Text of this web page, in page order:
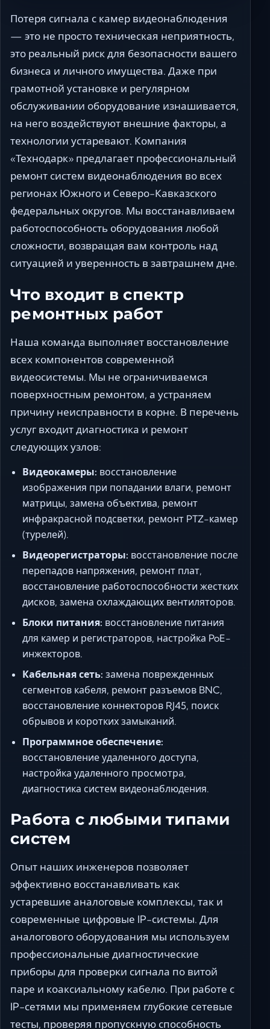
Потеря сигнала с камер видеонаблюдения
— это не просто техническая неприятность,
это реальный риск для безопасности вашего
бизнеса и личного имущества. Даже при
грамотной установке и регулярном
обслуживании оборудование изнашивается,
на него воздействуют внешние факторы, а
технологии устаревают. Компания
«Технодарк» предлагает профессиональный
ремонт систем видеонаблюдения во всех
регионах Южного и Северо-Кавказского
федеральных округов. Мы восстанавливаем
работоспособность оборудования любой
сложности, возвращая вам контроль над
ситуацией и уверенность в завтрашнем дне.
Что входит в спектр
ремонтных работ
Наша команда выполняет восстановление
всех компонентов современной
видеосистемы. Мы не ограничиваемся
поверхностным ремонтом, а устраняем
причину неисправности в корне. В перечень
услуг входит диагностика и ремонт
следующих узлов:
Видеокамеры: восстановление
изображения при попадании влаги, ремонт
матрицы, замена объектива, ремонт
инфракрасной подсветки, ремонт PTZ-камер
(турелей).
Видеорегистраторы: восстановление после
перепадов напряжения, ремонт плат,
восстановление работоспособности жестких
дисков, замена охлаждающих вентиляторов.
Блоки питания: восстановление питания
для камер и регистраторов, настройка PoE-
инжекторов.
Кабельная сеть: замена поврежденных
сегментов кабеля, ремонт разъемов BNC,
восстановление коннекторов RJ45, поиск
обрывов и коротких замыканий.
Программное обеспечение:
восстановление удаленного доступа,
настройка удаленного просмотра,
диагностика систем видеонаблюдения.
Работа с любыми типами
систем
Опыт наших инженеров позволяет
эффективно восстанавливать как
устаревшие аналоговые комплексы, так и
современные цифровые IP-системы. Для
аналогового оборудования мы используем
профессиональные диагностические
приборы для проверки сигнала по витой
паре и коаксиальному кабелю. При работе с
IP-сетями мы применяем глубокие сетевые
тесты, проверяя пропускную способность